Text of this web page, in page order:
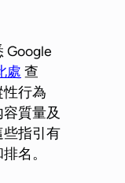
Google
處 查
行為
容質量及
些指引有
名。